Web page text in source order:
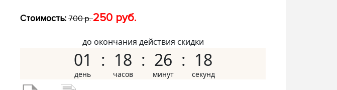
Стоимость: 700 р.250 руб.
до окончания действия скидки
01 18 26 17